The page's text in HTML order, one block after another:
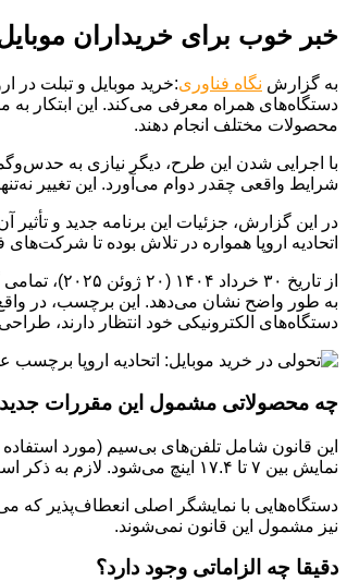
خبر خوب برای خریداران
به گزارش نگاه فناوری:خرید موبایل و تبلت در
دستگاه‌های همراه معرفی می‌کند. این ابتکار به
محصولات مختلف انجام دهند.
با اجرایی شدن این طرح، دیگر نیازی به
شرایط واقعی چقدر دوام می‌آورد. این تغییر
در این گزارش، جزئیات این برنامه جدید و
اتحادیه اروپا همواره در تلاش بوده تا
از تاریخ
به طور واضح نشان می‌دهد. این برچسب، در
دستگاه‌های الکترونیکی خود انتظار دارند،
چه محصولاتی مشمول این مقررات
این قانون شامل تلفن‌های بی‌سیم (مورد
نمایش بین ۷ تا ۱۷.۴ اینچ می‌شود. لازم به ذکر است که این مقررات تنها برای دستگاه‌هایی اعمال می‌شود که از تاریخ ۳۰ خرداد ۱۴۰۴ به بعد وارد بازار شوند.
نیز مشمول این قانون نمی‌شوند.
دقیقا چه الزاماتی وجود دارد؟